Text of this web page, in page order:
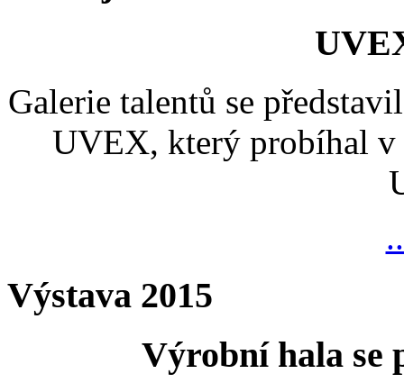
Galerie talentů se
UVEX, který probíhal v
Výstava 2015
Výrobní hala